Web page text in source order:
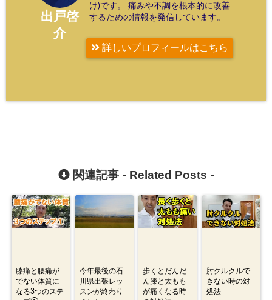
出戸啓
介
け)です。 痛みや不調を根本的に改善
するための情報を発信しています。
詳しいプロフィールはこちら
関連記事 - Related Posts -
膝痛と腰痛が
でない体質に
なる3つのステ
今年最後の石
川県出張レッ
スンが終わり
歩くとだんだ
ん膝と太もも
が痛くなる時
肘クルクルで
きない時の対
処法